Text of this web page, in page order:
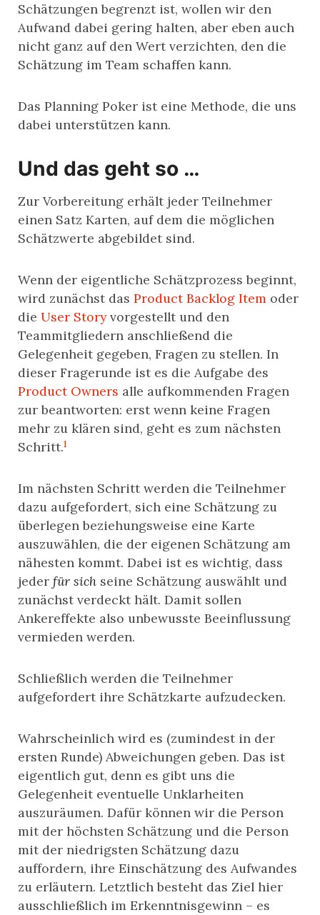
Schätzungen begrenzt ist, wollen wir den
Aufwand dabei gering halten, aber eben auch
nicht ganz auf den Wert verzichten, den die
Schätzung im Team schaffen kann.
Das Planning Poker ist eine Methode, die uns
dabei unterstützen kann.
Und das geht so …
Zur Vorbereitung erhält jeder Teilnehmer
einen Satz Karten, auf dem die möglichen
Schätzwerte abgebildet sind.
Wenn der eigentliche Schätzprozess beginnt,
wird zunächst das Product Backlog Item oder
die User Storyvorgestellt und den
Teammitgliedern anschließend die
Gelegenheit gegeben, Fragen zu stellen. In
dieser Fragerunde ist es die Aufgabe des
Product Owners alle aufkommenden Fragen
zur beantworten: erst wenn keine Fragen
mehr zu klären sind, geht es zum nächsten
Schritt.1
Im nächsten Schritt werden die Teilnehmer
dazu aufgefordert, sich eine Schätzung zu
überlegen beziehungsweise eine Karte
auszuwählen, die der eigenen Schätzung am
nähesten kommt. Dabei ist es wichtig, dass
jeder für sich seine Schätzung auswählt und
zunächst verdeckt hält. Damit sollen
Ankereffekte also unbewusste Beeinflussung
vermieden werden.
Schließlich werden die Teilnehmer
aufgefordert ihre Schätzkarte aufzudecken.
Wahrscheinlich wird es (zumindest in der
ersten Runde) Abweichungen geben. Das ist
eigentlich gut, denn es gibt uns die
Gelegenheit eventuelle Unklarheiten
auszuräumen. Dafür können wir die Person
mit der höchsten Schätzung und die Person
mit der niedrigsten Schätzung dazu
auffordern, ihre Einschätzung des Aufwandes
zu erläutern. Letztlich besteht das Ziel hier
ausschließlich im Erkenntnisgewinn – es